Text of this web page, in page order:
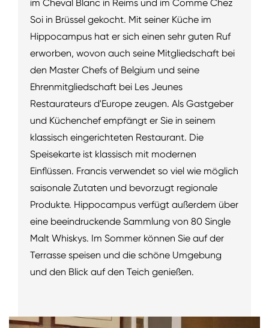
im Cheval Blanc in Reims und im Comme Chez
Soi in Brüssel gekocht. Mit seiner Küche im
Hippocampus hat er sich einen sehr guten Ruf
erworben, wovon auch seine Mitgliedschaft bei
den Master Chefs of Belgium und seine
Ehrenmitgliedschaft bei Les Jeunes
Restaurateurs d'Europe zeugen. Als Gastgeber
und Küchenchef empfängt er Sie in seinem
klassisch eingerichteten Restaurant. Die
Speisekarte ist klassisch mit modernen
Einflüssen. Francis verwendet so viel wie möglich
saisonale Zutaten und bevorzugt regionale
Produkte. Hippocampus verfügt außerdem über
eine beeindruckende Sammlung von 80 Single
Malt Whiskys. Im Sommer können Sie auf der
Terrasse speisen und die schöne Umgebung
und den Blick auf den Teich genießen.